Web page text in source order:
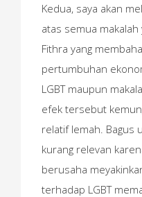
Kedua, saya akan
atas semua
Fithra yang
pertumbuhan
LGBT maupun
efek tersebut
relatif lemah. Bagus
kurang relevan
berusaha
terhadap LGBT